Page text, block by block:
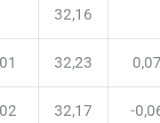
32,16
32,23
32,17 -